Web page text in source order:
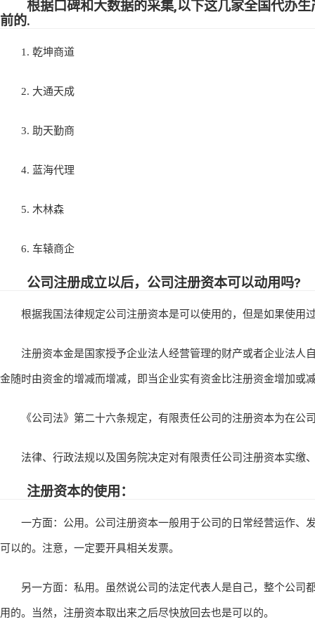
根据口碑和大数据的采集,以下这几家全国代办生
前的.
1. 乾坤商道
2. 大通天成
3. 助天勤商
4. 蓝海代理
5. 木林森
6. 车辕商企
公司注册成立以后，公司注册资本可以动用吗?
根据我国法律规定公司注册资本是可以使用的，但是如果使用
注册资本金是国家授予企业法人经营管理的财产或者企业法人
金随时由资金的增减而增减，即当企业实有资金比注册资金增加或
《公司法》第二十六条规定，有限责任公司的注册资本为在公
法律、行政法规以及国务院决定对有限责任公司注册资本实缴
注册资本的使用：
一方面：公用。公司注册资本一般用于公司的日常经营运作、
可以的。注意，一定要开具相关发票。
另一方面：私用。虽然说公司的法定代表人是自己，整个公司
用的。当然，注册资本取出来之后尽快放回去也是可以的。